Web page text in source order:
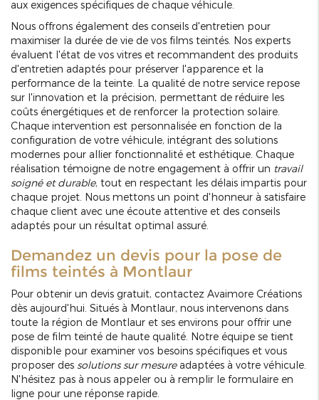
aux exigences spécifiques de chaque véhicule.
Nous offrons également des conseils d'entretien pour
maximiser la durée de vie de vos films teintés. Nos experts
évaluent l'état de vos vitres et recommandent des produits
d'entretien adaptés pour préserver l'apparence et la
performance de la teinte. La qualité de notre service repose
sur l'innovation et la précision, permettant de réduire les
coûts énergétiques et de renforcer la protection solaire.
Chaque intervention est personnalisée en fonction de la
configuration de votre véhicule, intégrant des solutions
modernes pour allier fonctionnalité et esthétique. Chaque
réalisation témoigne de notre engagement à offrir un travail
soigné et durable, tout en respectant les délais impartis pour
chaque projet. Nous mettons un point d'honneur à satisfaire
chaque client avec une écoute attentive et des conseils
adaptés pour un résultat optimal assuré.
Demandez un devis pour la pose de
films teintés à Montlaur
Pour obtenir un devis gratuit, contactez Avaimore Créations
dès aujourd'hui. Situés à Montlaur, nous intervenons dans
toute la région de Montlaur et ses environs pour offrir une
pose de film teinté de haute qualité. Notre équipe se tient
disponible pour examiner vos besoins spécifiques et vous
proposer des solutions sur mesureadaptées à votre véhicule.
N'hésitez pas à nous appeler ou à remplir le formulaire en
ligne pour une réponse rapide.